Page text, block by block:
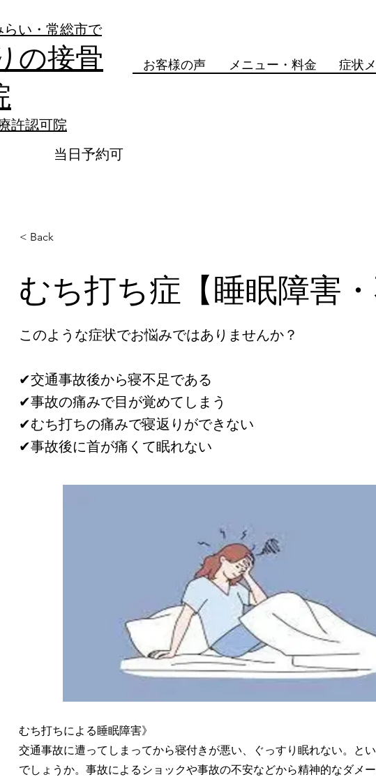
い・常総市で
の接骨
許認可院
お客様の声 メニュー・料金 症状
当日予約可
< Back
むち打ち症【睡眠障害・
このような症状でお悩みではありませんか？
✔︎交通事故後から寝不足である
✔︎事故の痛みで目が覚めてしまう
✔︎むち打ちの痛みで寝返りができない
✔︎事故後に首が痛くて眠れない
むち打ちによる睡眠障害》
交通事故に遭ってしまってから寝付きが悪い、ぐっすり眠れない。と
でしょうか。事故によるショックや事故の不安などから精神的なダメ